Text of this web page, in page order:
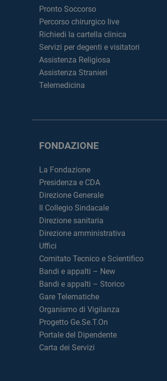
Pronto Soccorso
Percorso chirurgico live
Richiedi la cartella clinica
Servizi per degenti e visitatori
Assistenza Religiosa
Assistenza Stranieri
Telemedicina
FONDAZIONE
La Fondazione
Presidenza e CDA
Direzione Generale
Il Collegio Sindacale
Direzione sanitaria
Direzione amministrativa
Uffici
Comitato Tecnico e Scientifico
Bandi e appalti – New
Bandi e appalti – Storico
Gare Telematiche
Organismo di Vigilanza
Progetto Ge.Se.T.On
Portale del Dipendente
Carta dei Servizi